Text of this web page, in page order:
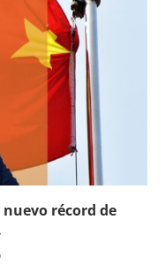
récord de